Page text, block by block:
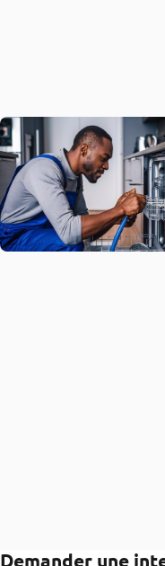
Demander une